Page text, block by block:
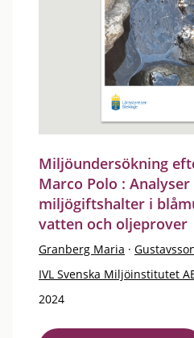
Miljöundersökning
Marco Polo :
miljögiftshalter i
vatten och oljeprover
Granberg Maria ·
IVL Svenska Miljöinstitutet
2024